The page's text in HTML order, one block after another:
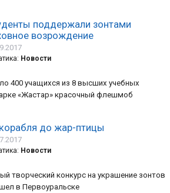
поддержали зонтами
возрождение
Новости
400 учащихся из 8 высших учебных
«Жастар» красочный флешмоб
до жар-птицы
Новости
творческий конкурс на украшение зонтов
в Первоуральске